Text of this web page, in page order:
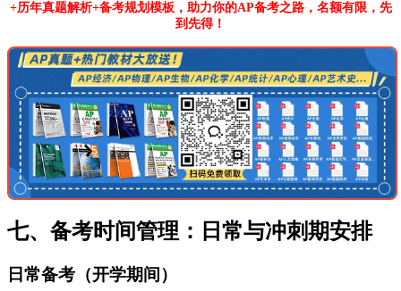
+历年真题解析+备考规划模板，助力你的AP备考之路，名额有限，先
到先得！
七、备考时间管理：日常与冲刺期安排
日常备考（开学期间）